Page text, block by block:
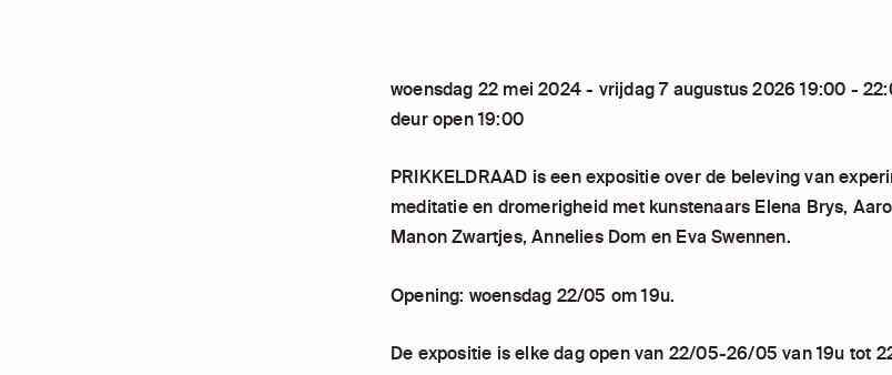
woensdag 22 mei 2024 - vrijdag 7 augustus 2026 19:00 -
deur open 19:00
PRIKKELDRAAD is een expositie over de beleving van
meditatie en dromerigheid met kunstenaars Elena Brys,
Manon Zwartjes, Annelies Dom en Eva Swennen.
Opening: woensdag 22/05 om 19u.
De expositie is elke dag open van 22/05-26/05 van 19u tot